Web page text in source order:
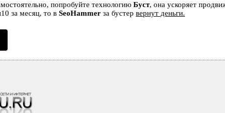
попробуйте технологию Буст, она ускоряет
за месяц, то в SeoHammer за бустер вернут деньги.